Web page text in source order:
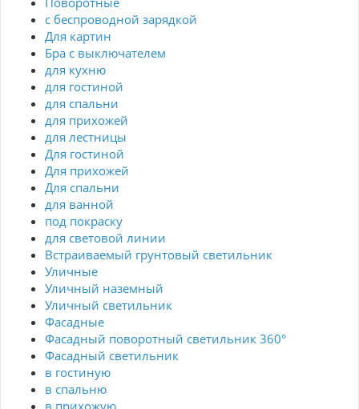
с беспроводной зарядкой
Для картин
Бра с выключателем
для кухню
для гостиной
для спальни
для прихожей
для лестницы
Для гостиной
Для прихожей
Для спальни
для ванной
под покраску
для световой линии
Встраиваемый грунтовый светильник
Уличные
Уличный наземный
Уличный светильник
Фасадные
Фасадный поворотный светильник 360°
Фасадный светильник
в гостиную
в спальню